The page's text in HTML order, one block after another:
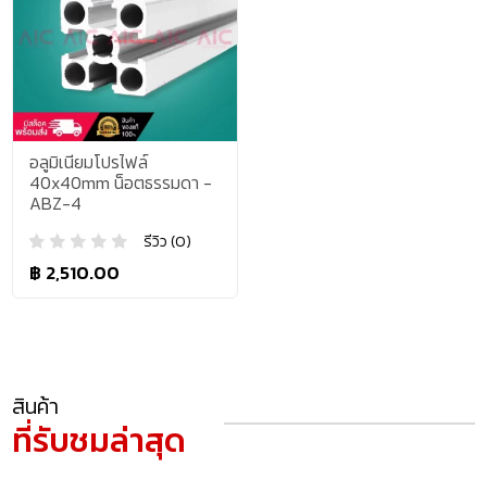
อลูมิเนียมโปรไฟล์
40x40mm น็อตธรรมดา -
ABZ-4
รีวิว (0)
฿ 2,510.00
สินค้า
ที่รับชมล่าสุด